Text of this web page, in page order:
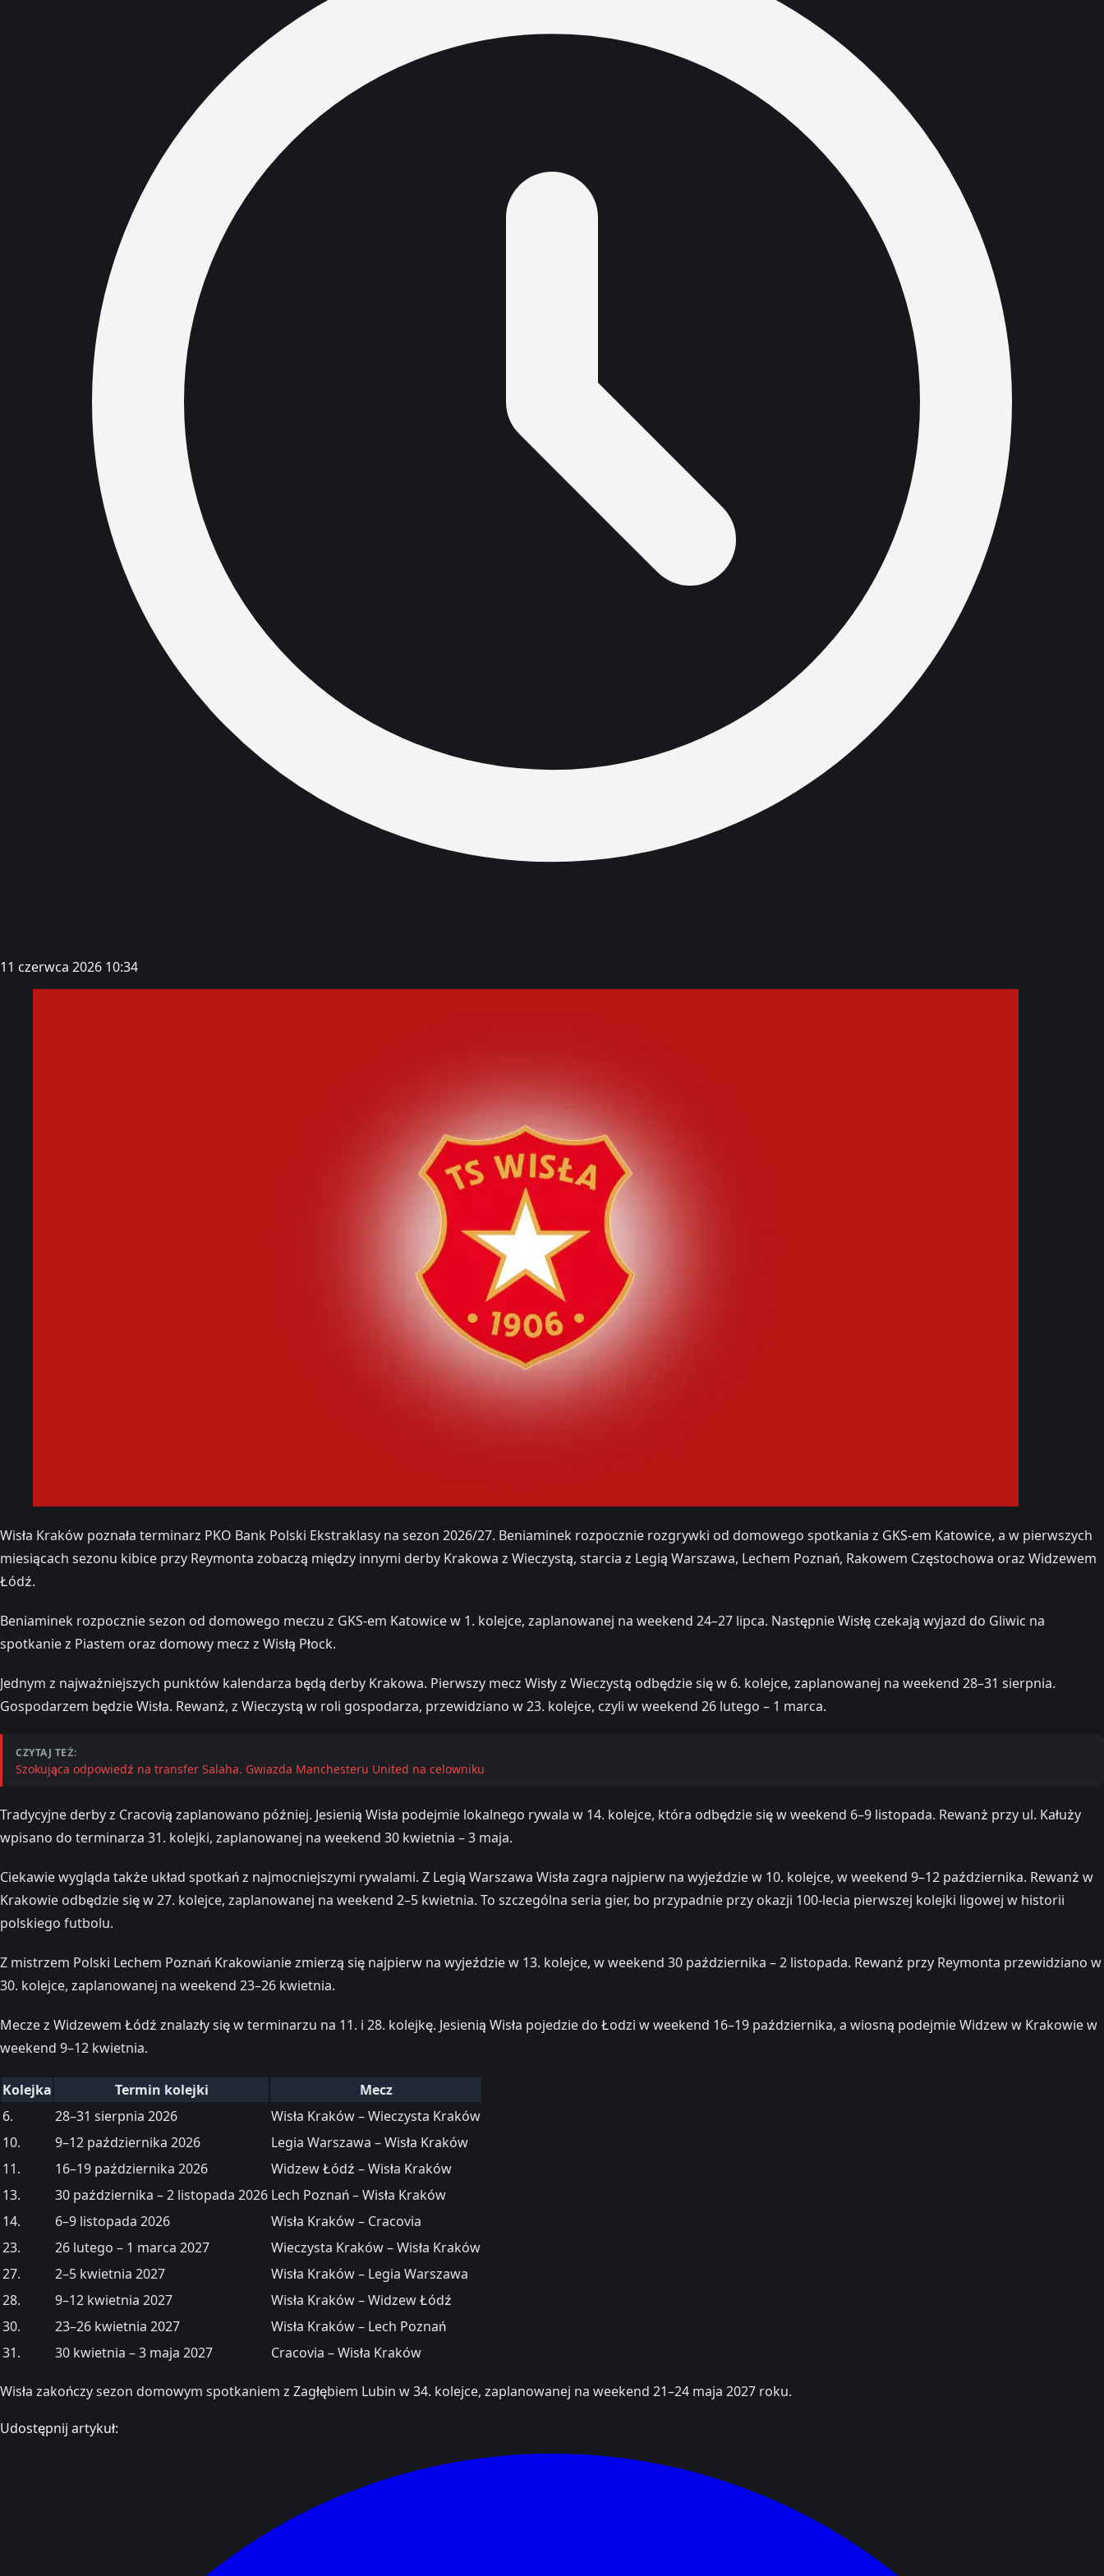
11 czerwca 2026 10:34
Wisła Kraków poznała terminarz PKO Bank Polski Ekstraklasy na sezon 2026/27. Beniaminek rozpocznie rozgrywki od domowego spotkania z GKS-em Katowice, a w pierwszych
miesiącach sezonu kibice przy Reymonta zobaczą między innymi derby Krakowa z Wieczystą, starcia z Legią Warszawa, Lechem Poznań, Rakowem Częstochowa oraz Widzewem
Łódź.
Beniaminek rozpocznie sezon od domowego meczu z GKS-em Katowice w 1. kolejce, zaplanowanej na weekend 24–27 lipca. Następnie Wisłę czekają wyjazd do Gliwic na
spotkanie z Piastem oraz domowy mecz z Wisłą Płock.
Jednym z najważniejszych punktów kalendarza będą derby Krakowa. Pierwszy mecz Wisły z Wieczystą odbędzie się w 6. kolejce, zaplanowanej na weekend 28–31 sierpnia.
Gospodarzem będzie Wisła. Rewanż, z Wieczystą w roli gospodarza, przewidziano w 23. kolejce, czyli w weekend 26 lutego – 1 marca.
CZYTAJ TEŻ:
Szokująca odpowiedź na transfer Salaha. Gwiazda Manchesteru United na celowniku
Tradycyjne derby z Cracovią zaplanowano później. Jesienią Wisła podejmie lokalnego rywala w 14. kolejce, która odbędzie się w weekend 6–9 listopada. Rewanż przy ul. Kałuży
wpisano do terminarza 31. kolejki, zaplanowanej na weekend 30 kwietnia – 3 maja.
Ciekawie wygląda także układ spotkań z najmocniejszymi rywalami. Z Legią Warszawa Wisła zagra najpierw na wyjeździe w 10. kolejce, w weekend 9–12 października. Rewanż w
Krakowie odbędzie się w 27. kolejce, zaplanowanej na weekend 2–5 kwietnia. To szczególna seria gier, bo przypadnie przy okazji 100-lecia pierwszej kolejki ligowej w historii
polskiego futbolu.
Z mistrzem Polski Lechem Poznań Krakowianie zmierzą się najpierw na wyjeździe w 13. kolejce, w weekend 30 października – 2 listopada. Rewanż przy Reymonta przewidziano w
30. kolejce, zaplanowanej na weekend 23–26 kwietnia.
Mecze z Widzewem Łódź znalazły się w terminarzu na 11. i 28. kolejkę. Jesienią Wisła pojedzie do Łodzi w weekend 16–19 października, a wiosną podejmie Widzew w Krakowie w
weekend 9–12 kwietnia.
Kolejka Termin kolejki
Mecz
6.
28–31 sierpnia 2026
Wisła Kraków – Wieczysta Kraków
10.
9–12 października 2026
Legia Warszawa – Wisła Kraków
11.
16–19 października 2026
Widzew Łódź – Wisła Kraków
13.
30 października – 2 listopada 2026 Lech Poznań – Wisła Kraków
14.
6–9 listopada 2026
Wisła Kraków – Cracovia
23.
26 lutego – 1 marca 2027
Wieczysta Kraków – Wisła Kraków
27.
2–5 kwietnia 2027
Wisła Kraków – Legia Warszawa
28.
9–12 kwietnia 2027
Wisła Kraków – Widzew Łódź
30.
23–26 kwietnia 2027
Wisła Kraków – Lech Poznań
31.
30 kwietnia – 3 maja 2027 Cracovia – Wisła Kraków
Wisła zakończy sezon domowym spotkaniem z Zagłębiem Lubin w 34. kolejce, zaplanowanej na weekend 21–24 maja 2027 roku.
Udostępnij artykuł: